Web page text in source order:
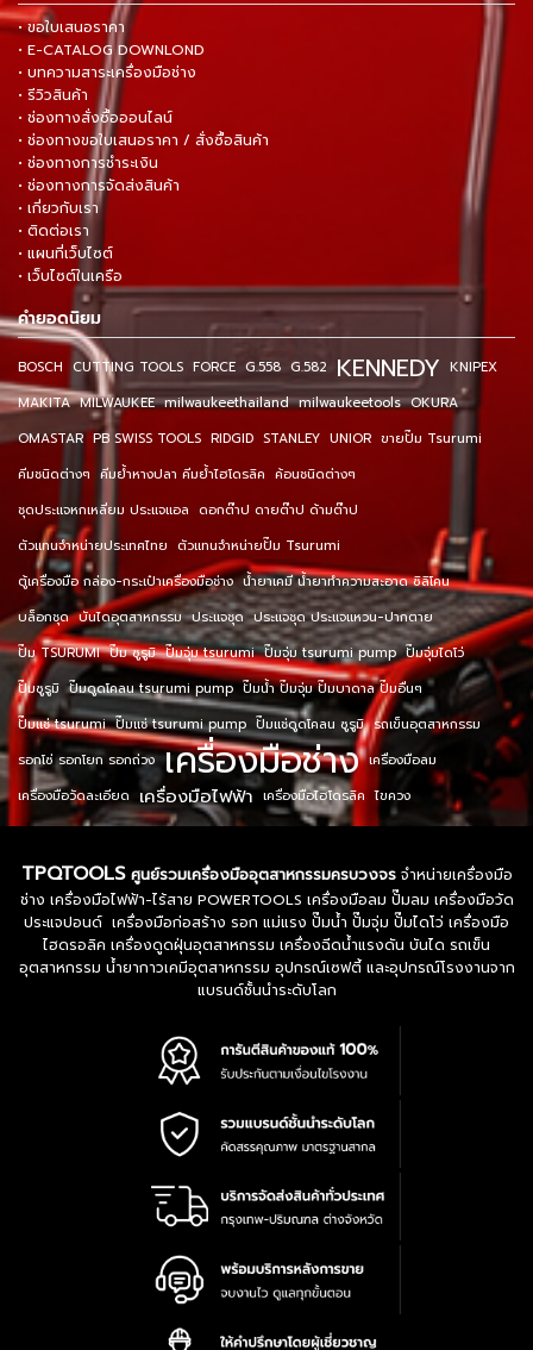
• ขอใบเสนอราคา
• E-CATALOG DOWNLOND
• บทความสาระเครื่องมือช่าง
• รีวิวสินค้า
• ช่องทางสั่งซื้อออนไลน์
• ช่องทางขอใบเสนอราคา / สั่งซื้อสินค้า
• ช่องทางการชำระเงิน
• ช่องทางการจัดส่งสินค้า
• เกี่ยวกับเรา
• ติดต่อเรา
• แผนที่เว็บไซต์
• เว็บไซต์ในเครือ
คำยอดนิยม
BOSCH CUTTING TOOLS FORCE G.558 G.582 KENNEDY KNIPEX
MAKITA MILWAUKEE milwaukeethailand milwaukeetools OKURA
OMASTAR PB SWISS TOOLS RIDGID STANLEY UNIOR ขายปั๊ม Tsurumi
คีมชนิดต่างๆ คีมย้ำหางปลา คีมย้ำไฮโดรลิค ค้อนชนิดต่างๆ
ชุดประแจหกเหลี่ยม ประแจแอล ดอกต๊าป ดายต๊าป ด้ามต๊าป
ตัวแทนจำหน่ายประเทศไทย ตัวแทนจำหน่ายปั๊ม Tsurumi
ตู้เครื่องมือ กล่อง-กระเป๋าเครื่องมือช่าง น้ำยาเคมี น้ำยาทำความสะอาด ซิลิโคน
บล็อกชุด บันไดอุตสาหกรรม ประแจชุด ประแจชุด ประแจแหวน-ปากตาย
ปั๊ม TSURUMI ปั๊ม ซูรูมิ ปั๊มจุ่ม tsurumi ปั๊มจุ่ม tsurumi pump ปั๊มจุ่มไดโว่
ปั๊มซูรูมิ ปั๊มดูดโคลน tsurumi pump ปั๊มน้ำ ปั๊มจุ่ม ปั๊มบาดาล ปั๊มอื่นๆ
ปั๊มแช่ tsurumi ปั๊มแช่ tsurumi pump ปั๊มแช่ดูดโคลน ซูรูมิ รถเข็นอุตสาหกรรม
รอกโซ่ รอกโยก รอกถ่วง เครื่องมือช่าง เครื่องมือลม
เครื่องมือวัดละเอียด เครื่องมือไฟฟ้า เครื่องมือไฮโดรลิค ไขควง
TPQTOOLS ศูนย์รวมเครื่องมืออุตสาหกรรมครบวงจรจำหน่ายเครื่องมือ
ช่าง เครื่องมือไฟฟ้า-ไร้สาย POWERTOOLS เครื่องมือลม ปั๊มลม เครื่องมือวัด
ประแจปอนด์ เครื่องมือก่อสร้าง รอก แม่แรง ปั๊มน้ำ ปั๊มจุ่ม ปั๊มไดโว่ เครื่องมือ
ไฮดรอลิค เครื่องดูดฝุ่นอุตสาหกรรม เครื่องฉีดน้ำแรงดัน บันได รถเข็น
อุตสาหกรรม น้ำยากาวเคมีอุตสาหกรรม อุปกรณ์เซฟตี้ และอุปกรณ์โรงงานจาก
แบรนด์ชั้นนำระดับโลก